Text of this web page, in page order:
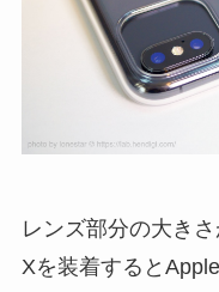
レンズ部分の大き
Xを装着すると